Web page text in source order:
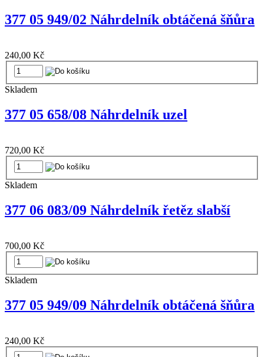
377 05 949/02 Náhrdelník obtáčená šňůra
240,00 Kč
Skladem
377 05 658/08 Náhrdelník uzel
720,00 Kč
Skladem
377 06 083/09 Náhrdelník řetěz slabší
700,00 Kč
Skladem
377 05 949/09 Náhrdelník obtáčená šňůra
240,00 Kč